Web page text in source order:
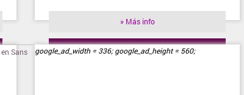
» Más info
» Visitar tienda
google_ad_width = 336; google_ad_height = 560;